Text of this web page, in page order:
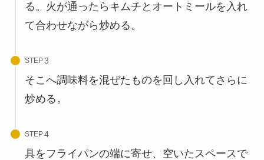
る。火が通ったらキムチとオートミールを入れ
て合わせながら炒める。
STEP
そこへ調味料を混ぜたものを回し入れてさらに
炒める。
STEP
具をフライパンの端に寄せ、空いたスペースで